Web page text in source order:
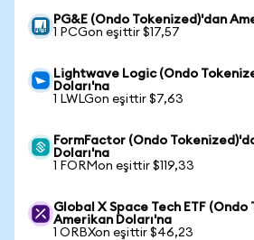
PG&E (Ondo Tokenized)'dan
1 PCGon eşittir $17,57
Lightwave Logic (Ondo
Doları'na
1 LWLGon eşittir $7,63
FormFactor (Ondo
Doları'na
1 FORMon eşittir $119,33
Global X Space Tech ETF
Amerikan Doları'na
1 ORBXon eşittir $46,23